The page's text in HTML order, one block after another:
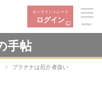
オンライントレード
ログイン
MENU
手帖
プラチナは厄介者扱い